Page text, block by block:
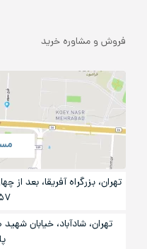
فروش و مشاوره خرید
تهران، بزرگراه آفریقا، بعد
۵۷،